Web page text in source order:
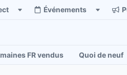
Événements
FR vendus Quoi de neuf